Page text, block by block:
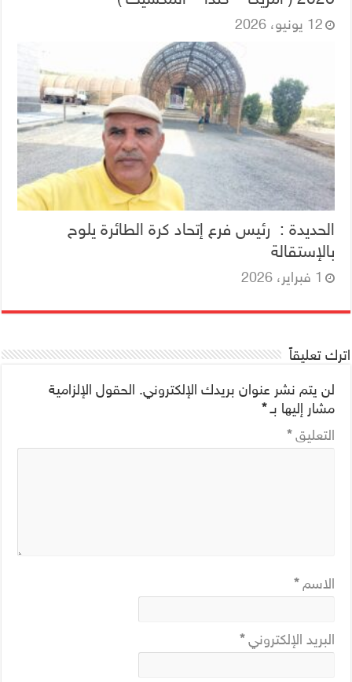
12 يونيو، 2026
الحديدة : رئيس فرع إتحاد كرة الطائرة يلوح
بالإستقالة
1 فبراير، 2026
اترك تعليقاً
لن يتم نشر عنوان بريدك الإلكتروني. الحقول الإلزامية
مشار إليها بـ*
التعليق*
الاسم*
البريد الإلكتروني*